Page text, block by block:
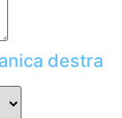
destra